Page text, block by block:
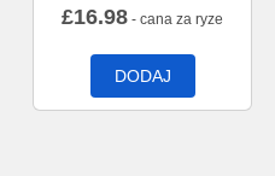
£16.98 - cana za ryze
DODAJ